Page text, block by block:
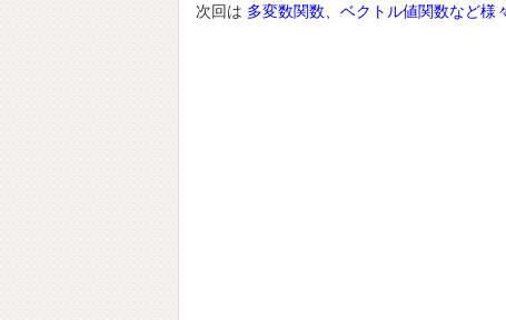
次回は 多変数関数、ベクトル値関数など様